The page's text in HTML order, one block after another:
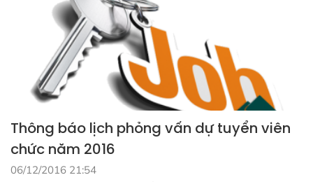
Thông báo lịch phỏng vấn dự tuyển viên
chức năm 2016
06/12/2016 21:54